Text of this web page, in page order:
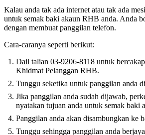
Kalau anda tak ada internet atau tak ada
untuk semak baki akaun RHB anda. Anda
dengan membuat panggilan telefon.
Cara-caranya seperti berikut:
Dail talian 03-9206-8118 untuk
Khidmat Pelanggan RHB.
Tunggu seketika untuk panggilan anda
Jika panggilan anda sudah dijawab,
nyatakan tujuan anda untuk semak baki
Panggilan anda akan disambungkan ke
Tunggu sehingga panggilan anda